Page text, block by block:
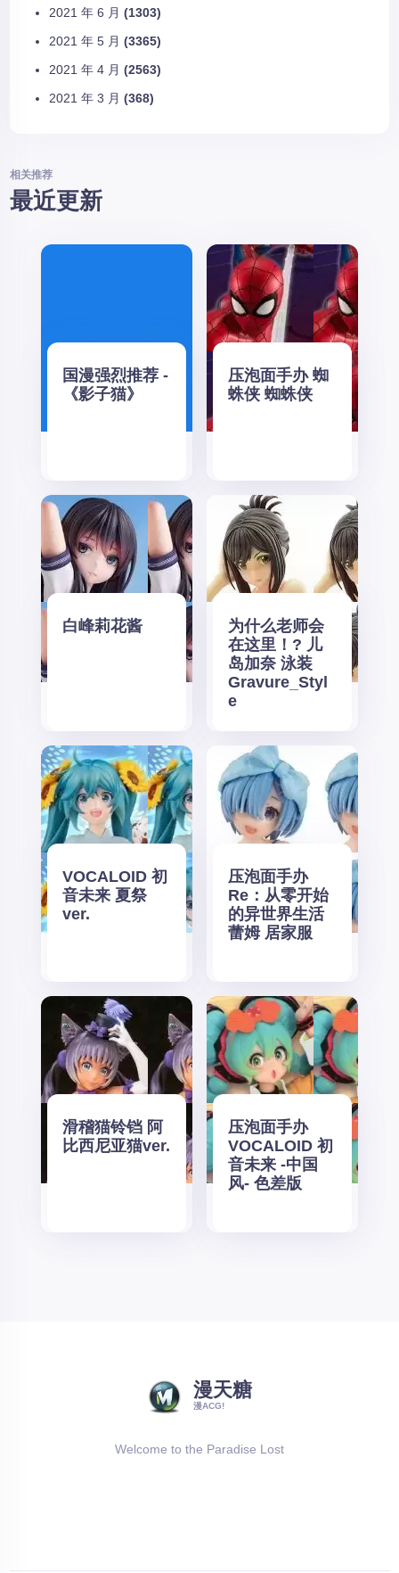
2021 年 6 月 (1303)
2021 年 5 月 (3365)
2021 年 4 月 (2563)
2021 年 3 月 (368)
相关推荐
最近更新
国漫强烈推荐 -
《影子猫》
压泡面手办 蜘
蛛侠 蜘蛛侠
白峰莉花酱
为什么老师会
在这里！? 儿
岛加奈 泳装
Gravure_Styl
e
VOCALOID 初
音未来 夏祭
ver.
压泡面手办
Re：从零开始
的异世界生活
蕾姆 居家服
滑稽猫铃铛 阿
比西尼亚猫ver.
压泡面手办
VOCALOID 初
音未来 -中国
风- 色差版
漫天糖
漫ACG!
Welcome to the Paradise Lost